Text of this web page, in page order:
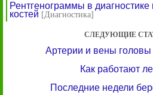
Рентгенограммы в
костей [Диагностика]
СЛЕДУЮЩИЕ
Артерии и вены
Как работают
Последние недели